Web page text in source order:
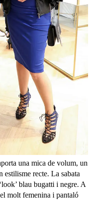
una mica de volum, un
estilisme recte. La sabata
look’ blau bugatti i negre. A
molt femenina i pantaló